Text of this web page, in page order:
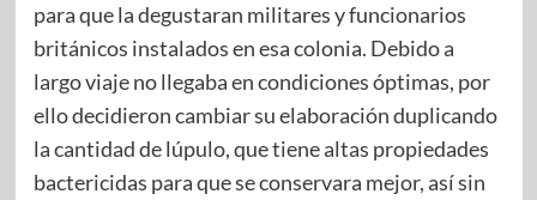
para que la degustaran militares y funcionarios
británicos instalados en esa colonia. Debido a
largo viaje no llegaba en condiciones óptimas, por
ello decidieron cambiar su elaboración duplicando
la cantidad de lúpulo, que tiene altas propiedades
bactericidas para que se conservara mejor, así sin